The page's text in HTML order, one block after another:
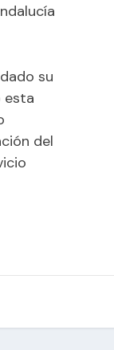
su
esta
del